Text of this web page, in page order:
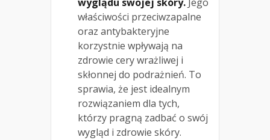
właściwości przeciwzapalne
oraz antybakteryjne
korzystnie wpływają na
zdrowie cery wrażliwej i
skłonnej do podrażnień. To
sprawia, że jest idealnym
rozwiązaniem dla tych,
którzy pragną zadbać o swój
wygląd i zdrowie skóry.